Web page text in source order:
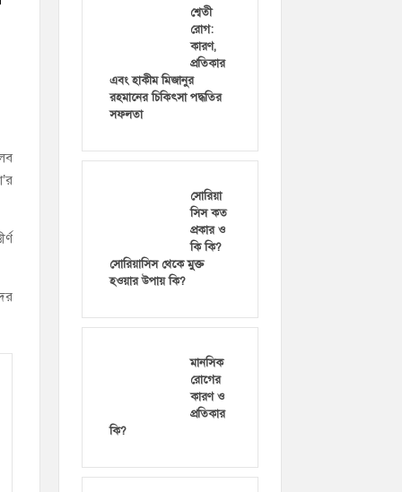
শ্বেতী
রোগ:
কারণ,
প্রতিকার
এবং হাকীম মিজানুর
রহমানের চিকিৎসা পদ্ধতির
সফলতা
সোরিয়া
সিস কত
প্রকার ও
কি কি?
সোরিয়াসিস থেকে মুক্ত
হওয়ার উপায় কি?
মানসিক
রোগের
কারণ ও
প্রতিকার
কি?